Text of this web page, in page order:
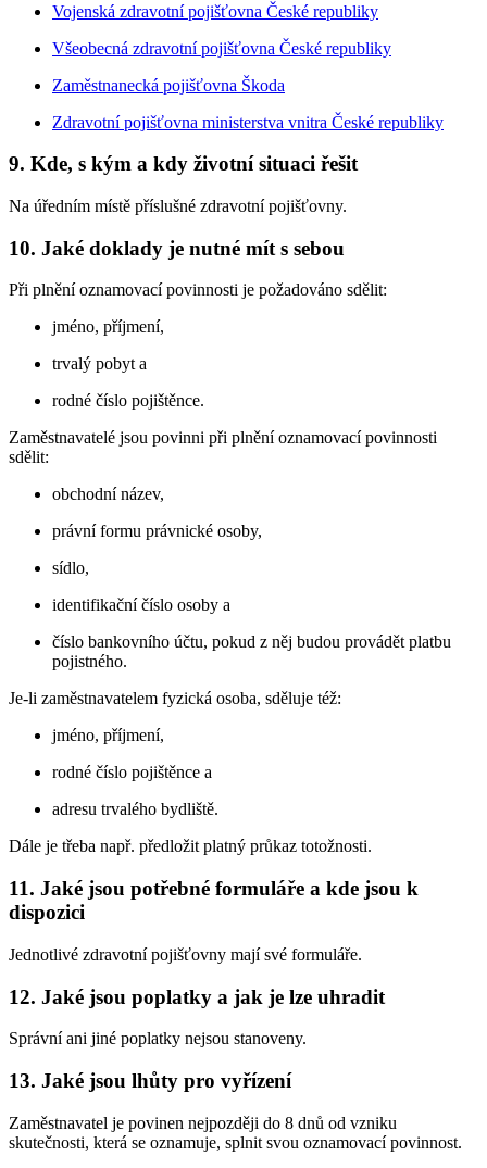
Vojenská zdravotní pojišťovna České republiky
Všeobecná zdravotní pojišťovna České republiky
Zaměstnanecká pojišťovna Škoda
Zdravotní pojišťovna ministerstva vnitra České republiky
9. Kde, s kým a kdy životní situaci řešit
Na úředním místě příslušné zdravotní pojišťovny.
10. Jaké doklady je nutné mít s sebou
Při plnění oznamovací povinnosti je požadováno sdělit:
jméno, příjmení,
trvalý pobyt a
rodné číslo pojištěnce.
Zaměstnavatelé jsou povinni při plnění oznamovací povinnosti
sdělit:
obchodní název,
právní formu právnické osoby,
sídlo,
identifikační číslo osoby a
číslo bankovního účtu, pokud z něj budou provádět platbu
pojistného.
Je-li zaměstnavatelem fyzická osoba, sděluje též:
jméno, příjmení,
rodné číslo pojištěnce a
adresu trvalého bydliště.
Dále je třeba např. předložit platný průkaz totožnosti.
11. Jaké jsou potřebné formuláře a kde jsou k
dispozici
Jednotlivé zdravotní pojišťovny mají své formuláře.
12. Jaké jsou poplatky a jak je lze uhradit
Správní ani jiné poplatky nejsou stanoveny.
13. Jaké jsou lhůty pro vyřízení
Zaměstnavatel je povinen nejpozději do 8 dnů od vzniku
skutečnosti, která se oznamuje, splnit svou oznamovací povinnost.